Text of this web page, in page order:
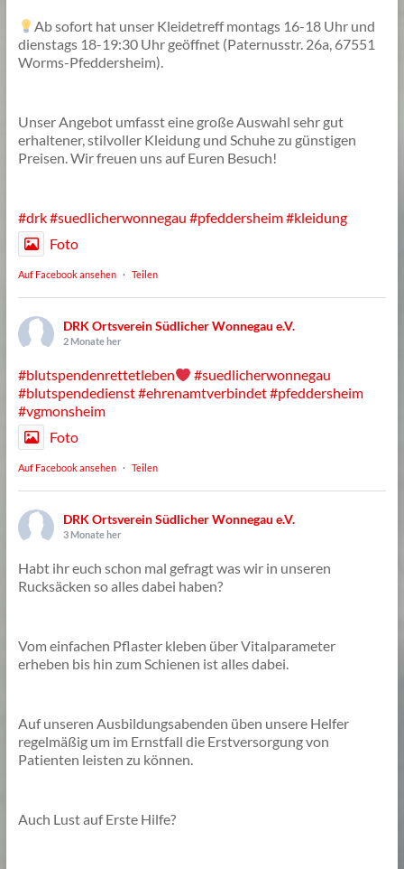
Ab sofort hat unser Kleidetreff montags 16-18 Uhr und
dienstags 18-19:30 Uhr geöffnet (Paternusstr. 26a, 67551
Worms-Pfeddersheim).
Unser Angebot umfasst eine große Auswahl sehr gut
erhaltener, stilvoller Kleidung und Schuhe zu günstigen
Preisen. Wir freuen uns auf Euren Besuch!
#drk#suedlicherwonnegau #pfeddersheim#kleidung
Foto
Auf Facebook ansehen · Teilen
DRK Ortsverein Südlicher Wonnegau e.V.
2 Monate her
#blutspendenrettetleben
#suedlicherwonnegau
#blutspendedienst#ehrenamtverbindet#pfeddersheim
#vgmonsheim
Foto
Auf Facebook ansehen · Teilen
DRK Ortsverein Südlicher Wonnegau e.V.
3 Monate her
Habt ihr euch schon mal gefragt was wir in unseren
Rucksäcken so alles dabei haben?
Vom einfachen Pflaster kleben über Vitalparameter
erheben bis hin zum Schienen ist alles dabei.
Auf unseren Ausbildungsabenden üben unsere Helfer
regelmäßig um im Ernstfall die Erstversorgung von
Patienten leisten zu können.
Auch Lust auf Erste Hilfe?